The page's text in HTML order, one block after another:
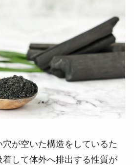
が空いた構造をしているた
して体外へ排出する性質が